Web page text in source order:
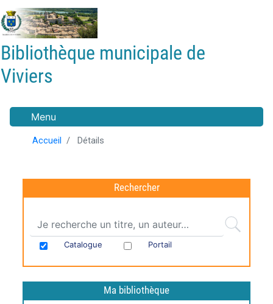
principal
Bibliothèque municipale de
Viviers
Menu
Accueil Détails
Rechercher
Catalogue Portail
Ma bibliothèque